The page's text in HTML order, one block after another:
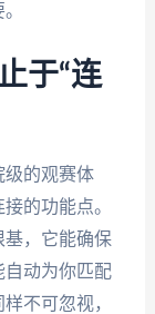
于“连
级的观赛体
的功能点。
，它能确保
动为你匹配
不可忽视，